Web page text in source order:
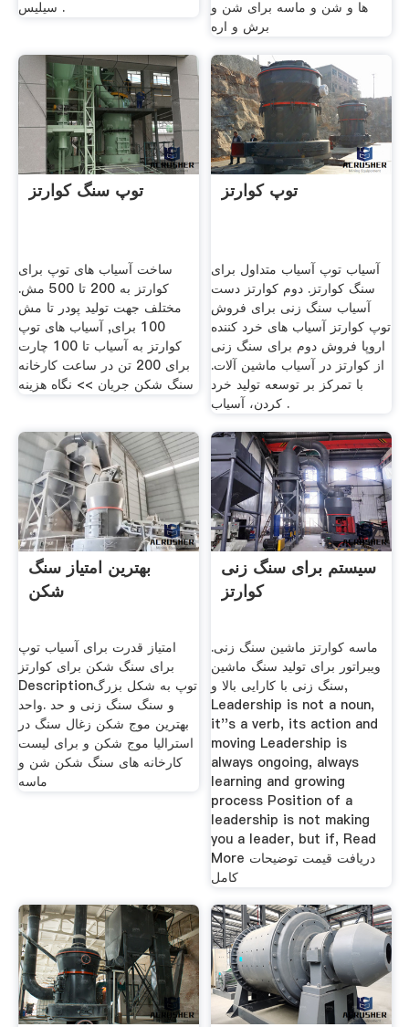
سیلیس .
ها و شن و ماسه برای شن و
برش و اره
توپ سنگ کوارتز
ساخت آسیاب های توپ برای
کوارتز به 200 تا 500 مش.
مختلف جهت تولید پودر تا مش
100 برای, آسیاب های توپ
کوارتز به آسیاب تا 100 چارت
برای 200 تن در ساعت کارخانه
سنگ شکن جریان >> نگاه هزینه
توپ کوارتز
آسیاب توپ آسیاب متداول برای
سنگ کوارتز. دوم کوارتز دست
آسیاب سنگ زنی برای فروش
توپ کوارتز آسیاب های خرد کننده
اروپا فروش دوم برای سنگ زنی
از کوارتز در آسیاب ماشین آلات.
با تمرکز بر توسعه تولید خرد
کردن، آسیاب .
بهترین امتیاز سنگ
شکن
امتیاز قدرت برای آسیاب توپ
برای سنگ شکن برای کوارتز
Descriptionتوپ به شکل بزرگ
و سنگ سنگ زنی و حد .واحد
بهترین موج شکن زغال سنگ در
استرالیا موج شکن و برای لیست
کارخانه های سنگ شکن شن و
ماسه
سیستم برای سنگ زنی
کوارتز
ماسه کوارتز ماشین سنگ زنی.
ویبراتور برای تولید سنگ ماشین
سنگ زنی با کارایی بالا و,
Leadership is not a noun,
it''s a verb, its action and
moving Leadership is
always ongoing, always
learning and growing
process Position of a
leadership is not making
you a leader, but if, Read
More دریافت قیمت توضیحات
کامل